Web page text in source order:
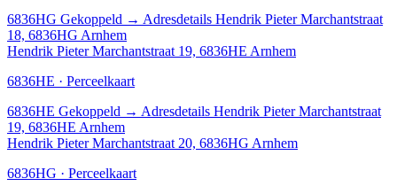
6836HG Gekoppeld → Adresdetails Hendrik Pieter Marchantstraat
18, 6836HG Arnhem
Hendrik Pieter Marchantstraat 19, 6836HE Arnhem
6836HE · Perceelkaart
6836HE Gekoppeld → Adresdetails Hendrik Pieter Marchantstraat
19, 6836HE Arnhem
Hendrik Pieter Marchantstraat 20, 6836HG Arnhem
6836HG · Perceelkaart